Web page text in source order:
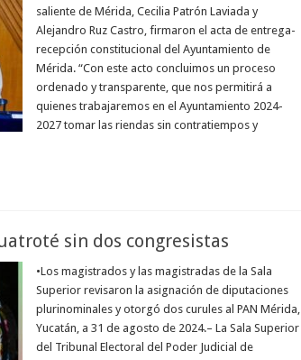
saliente de Mérida, Cecilia Patrón Laviada y
Alejandro Ruz Castro, firmaron el acta de entrega-
recepción constitucional del Ayuntamiento de
Mérida. “Con este acto concluimos un proceso
ordenado y transparente, que nos permitirá a
quienes trabajaremos en el Ayuntamiento 2024-
2027 tomar las riendas sin contratiempos y
sin dos congresistas
•Los magistrados y las magistradas de la Sala
Superior revisaron la asignación de diputaciones
plurinominales y otorgó dos curules al PAN Mérida,
Yucatán, a 31 de agosto de 2024.– La Sala Superior
del Tribunal Electoral del Poder Judicial de